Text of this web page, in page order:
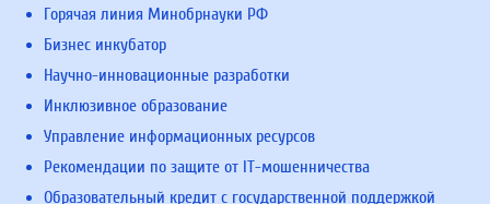
Горячая линия Минобрнауки РФ
Бизнес инкубатор
Научно-инновационные разработки
Инклюзивное образование
Управление информационных ресурсов
Рекомендации по защите от IT-мошенничества
Образовательный кредит с государственной поддержкой